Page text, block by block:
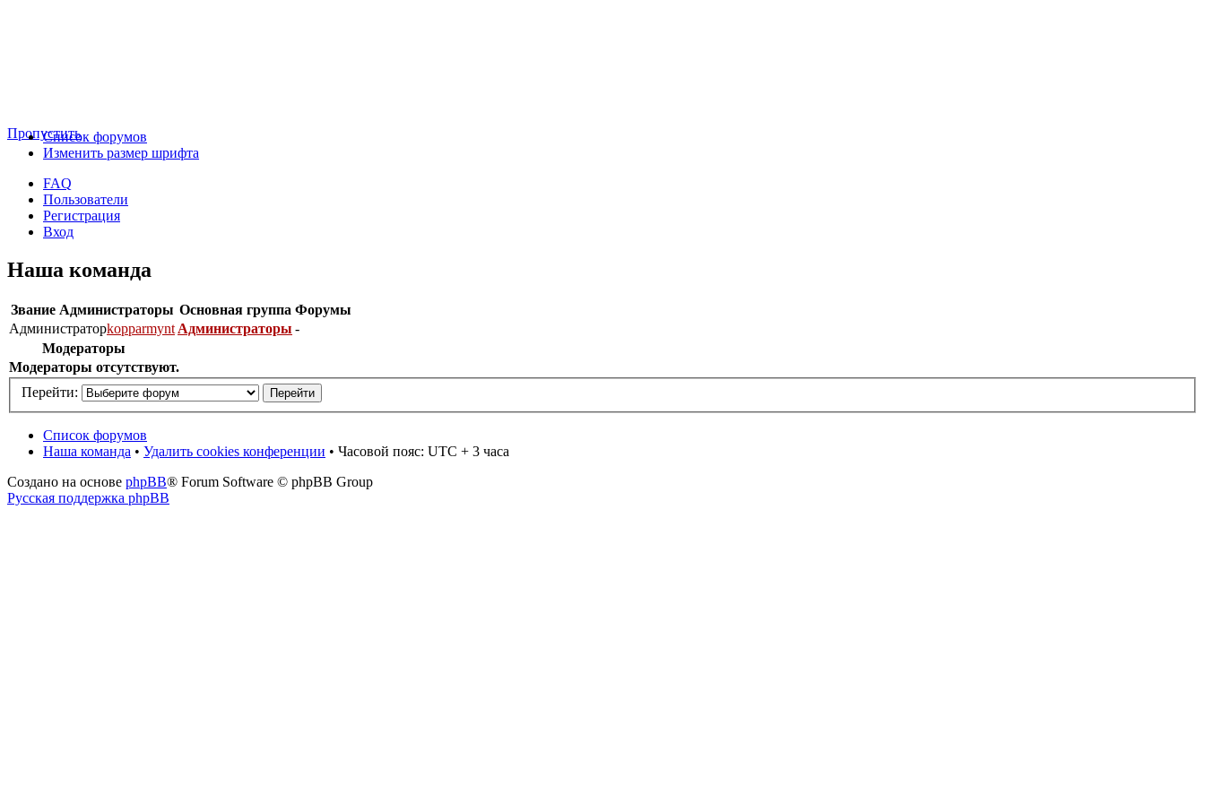
ПропуститьСписок форумов
Изменить размер шрифта
FAQ
Пользователи
Регистрация
Вход
Наша команда
Звание Администраторы Основная группа Форумы
Администраторkopparmynt Администраторы -
Модераторы
Модераторы отсутствуют.
Перейти:
Список форумов
Наша команда • Удалить cookies конференции • Часовой пояс: UTC + 3 часа
Создано на основе phpBB® Forum Software © phpBB Group
Русская поддержка phpBB